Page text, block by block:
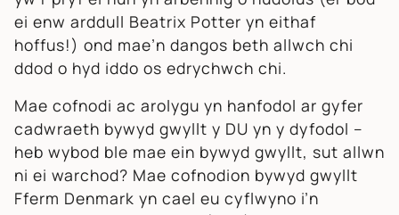
ei enw arddull Beatrix Potter yn eithaf
hoffus!) ond mae’n dangos beth allwch chi
ddod o hyd iddo os edrychwch chi.
Mae cofnodi ac arolygu yn hanfodol ar gyfer
cadwraeth bywyd gwyllt y DU yn y dyfodol –
heb wybod ble mae ein bywyd gwyllt, sut allwn
ni ei warchod? Mae cofnodion bywyd gwyllt
Fferm Denmark yn cael eu cyflwyno i’n